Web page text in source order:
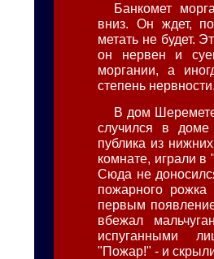
Банкомет
вниз. Он ждет,
метать не будет.
он нервен и
моргании, а
степень нервности.
В дом
случился в
публика из
комнате, играли в
Сюда не
пожарного рожка
первым
вбежал
испуганными
"Пожар!" - и